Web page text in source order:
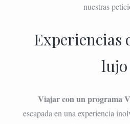
nuestras
Experiencias
lujo
Viajar con un programa
escapada en una experiencia